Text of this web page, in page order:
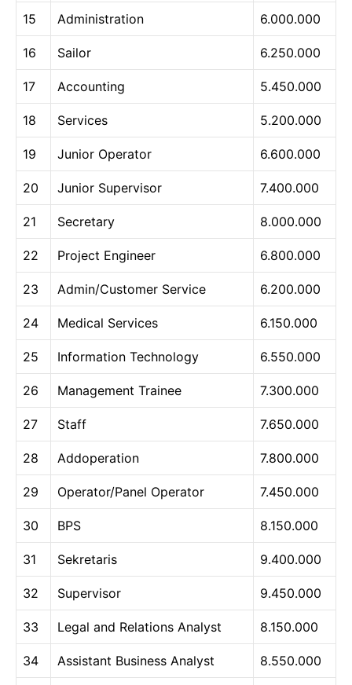
15 Administration 6.000.000
16 Sailor 6.250.000
17 Accounting 5.450.000
18 Services 5.200.000
19 Junior Operator 6.600.000
20 Junior Supervisor 7.400.000
21 Secretary 8.000.000
22 Project Engineer 6.800.000
23 Admin/Customer Service 6.200.000
24 Medical Services 6.150.000
25 Information Technology 6.550.000
26 Management Trainee 7.300.000
27 Staff 7.650.000
28 Addoperation 7.800.000
29 Operator/Panel Operator 7.450.000
30 BPS 8.150.000
31 Sekretaris 9.400.000
32 Supervisor 9.450.000
33 Legal and Relations Analyst 8.150.000
34 Assistant Business Analyst 8.550.000